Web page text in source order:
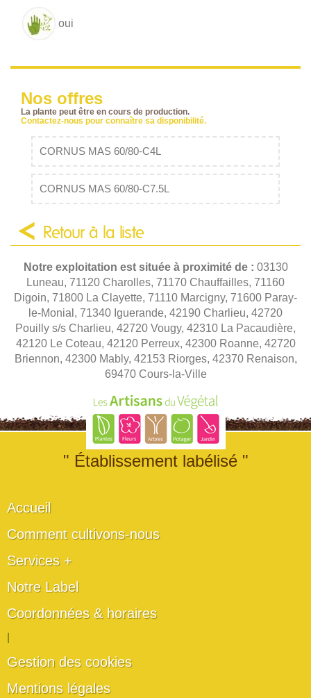
oui
Nos offres
La plante peut être en cours de production.
Contactez-nous pour connaître sa disponibilité.
CORNUS MAS 60/80-C4L
CORNUS MAS 60/80-C7.5L
Retour à la liste
Notre exploitation est située à proximité de : 03130
Luneau, 71120 Charolles, 71170 Chauffailles, 71160
Digoin, 71800 La Clayette, 71110 Marcigny, 71600 Paray-
le-Monial, 71340 Iguerande, 42190 Charlieu, 42720
Pouilly s/s Charlieu, 42720 Vougy, 42310 La Pacaudière,
42120 Le Coteau, 42120 Perreux, 42300 Roanne, 42720
Briennon, 42300 Mably, 42153 Riorges, 42370 Renaison,
69470 Cours-la-Ville
" Établissement labélisé "
Accueil
Comment cultivons-nous
Services +
Notre Label
Coordonnées & horaires
Gestion des cookies
Mentions légales